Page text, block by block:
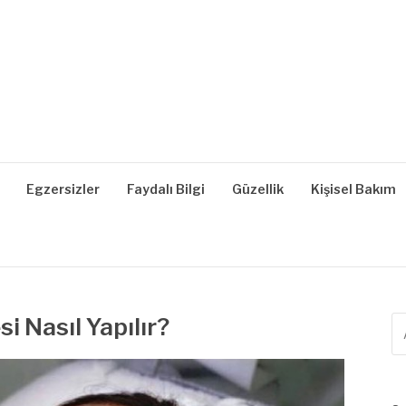
Egzersizler Faydalı Bilgi Güzellik Kişisel Bakım
Yapılır?